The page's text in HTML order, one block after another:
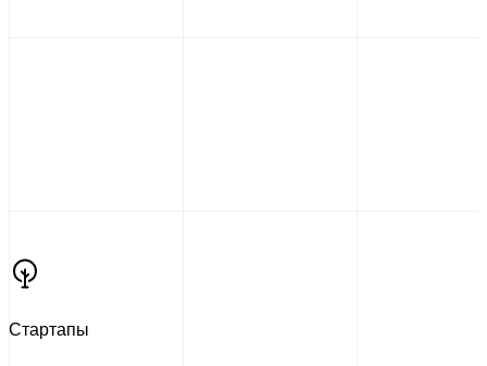
Стартапы